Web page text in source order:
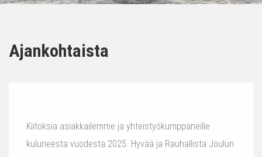
Ajankohtaista
Kiitoksia asiakkailemme ja yhteistyökumppaneille
kuluneesta vuodesta 2025. Hyvää ja Rauhallista Joulun